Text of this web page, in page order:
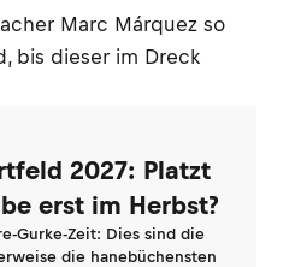
Marc Márquez so
bis dieser im Dreck
2027: Platzt
erst im Herbst?
Gurke-Zeit: Dies sind die
die hanebüchensten